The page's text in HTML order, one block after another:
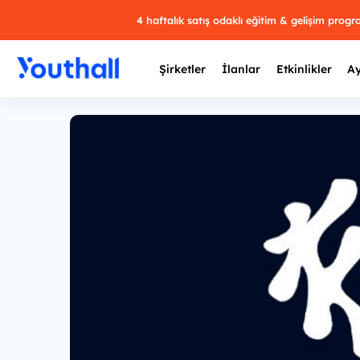
4 haftalık satış odaklı eğitim & gelişim
Şirketler İlanlar Etkinlikler